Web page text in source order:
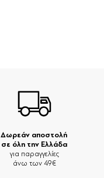
Δωρεάν αποστολή
σε όλη την Ελλάδα
για παραγγελίες
άνω των 49€